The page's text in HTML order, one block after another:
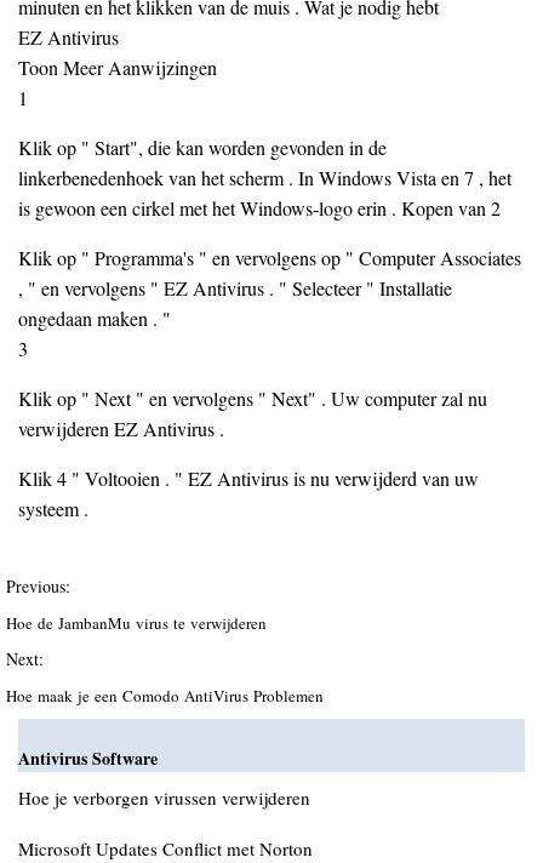
minuten en het klikken van de muis . Wat je nodig hebt
EZ Antivirus
Toon Meer Aanwijzingen
1
Klik op " Start", die kan worden gevonden in de
linkerbenedenhoek van het scherm . In Windows Vista en 7 , het
is gewoon een cirkel met het Windows-logo erin . Kopen van 2
Klik op " Programma's " en vervolgens op " Computer Associates
, " en vervolgens " EZ Antivirus . " Selecteer " Installatie
ongedaan maken . "
3
Klik op " Next " en vervolgens " Next" . Uw computer zal nu
verwijderen EZ Antivirus .
Klik 4 " Voltooien . " EZ Antivirus is nu verwijderd van uw
systeem .
Previous:
Hoe de JambanMu virus te verwijderen
Next:
Hoe maak je een Comodo AntiVirus Problemen
Antivirus Software
Hoe je verborgen virussen verwijderen
Microsoft Updates Conflict met Norton